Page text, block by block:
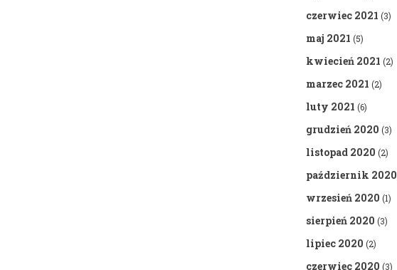
czerwiec 2021 (3)
maj 2021 (5)
kwiecień 2021 (2)
marzec 2021 (2)
luty 2021 (6)
grudzień 2020 (3)
listopad 2020 (2)
październik 2020
wrzesień 2020 (1)
sierpień 2020 (3)
lipiec 2020 (2)
czerwiec 2020 (3)